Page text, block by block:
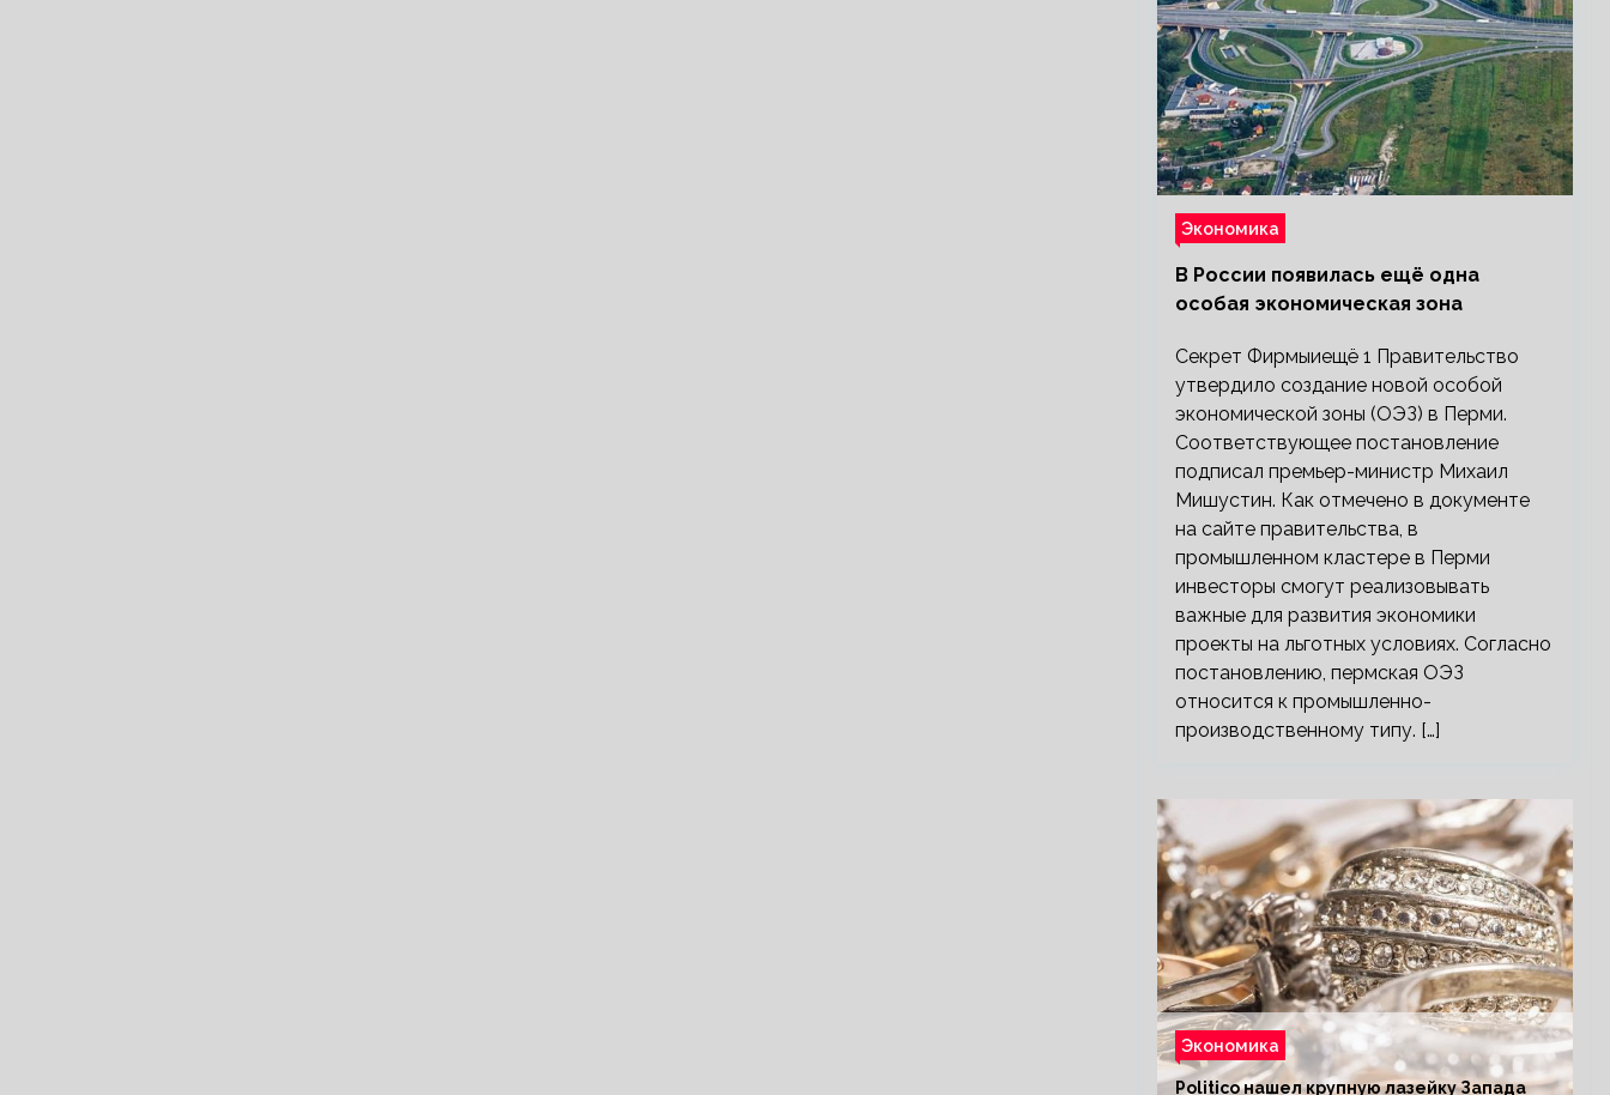
Экономика
В России появилась ещё одна
особая экономическая зона
Секрет Фирмыиещё 1 Правительство
утвердило создание новой особой
экономической зоны (ОЭЗ) в Перми.
Соответствующее постановление
подписал премьер-министр Михаил
Мишустин. Как отмечено в документе
на сайте правительства, в
промышленном кластере в Перми
инвесторы смогут реализовывать
важные для развития экономики
проекты на льготных условиях. Согласно
постановлению, пермская ОЭЗ
относится к промышленно-
производственному типу. […]
Экономика
Politico нашел крупную лазейку Запада